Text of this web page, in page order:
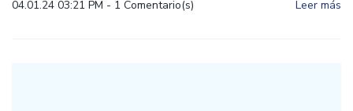
04.01.24 03:21 PM - 1 Comentario(s) Leer más